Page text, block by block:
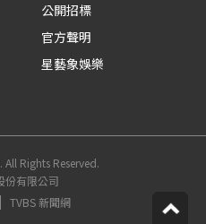
公開招標
官方聲明
星藝象娛樂
Rights Reserved.
份有限公司
TVBS 新聞網